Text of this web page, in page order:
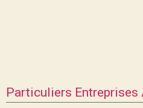
Particuliers Entreprises